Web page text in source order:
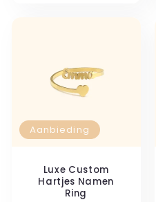
Aanbieding
Luxe Custom
Hartjes Namen
Ring